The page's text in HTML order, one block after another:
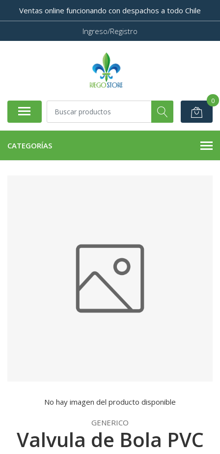
Ventas online funcionando con despachos a todo Chile
Ingreso/Registro
0
CATEGORÍAS
No hay imagen del producto disponible
GENERICO
Valvula de Bola PVC